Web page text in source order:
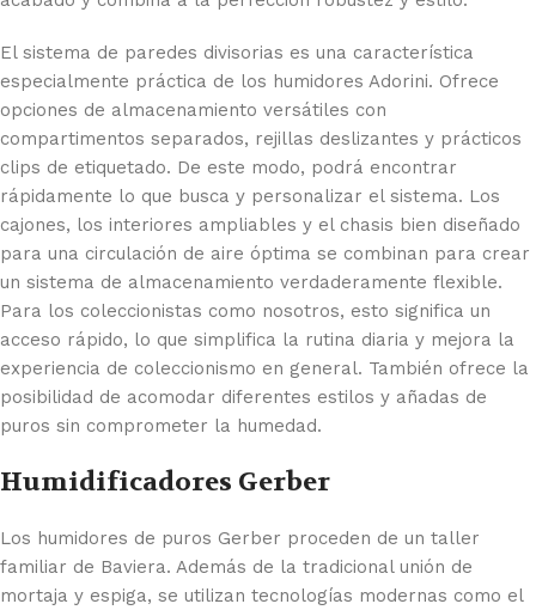
El sistema de paredes divisorias es una característica
especialmente práctica de los humidores Adorini. Ofrece
opciones de almacenamiento versátiles con
compartimentos separados, rejillas deslizantes y prácticos
clips de etiquetado. De este modo, podrá encontrar
rápidamente lo que busca y personalizar el sistema. Los
cajones, los interiores ampliables y el chasis bien diseñado
para una circulación de aire óptima se combinan para crear
un sistema de almacenamiento verdaderamente flexible.
Para los coleccionistas como nosotros, esto significa un
acceso rápido, lo que simplifica la rutina diaria y mejora la
experiencia de coleccionismo en general. También ofrece la
posibilidad de acomodar diferentes estilos y añadas de
puros sin comprometer la humedad.
Humidificadores Gerber
Los humidores de puros Gerber proceden de un taller
familiar de Baviera. Además de la tradicional unión de
mortaja y espiga, se utilizan tecnologías modernas como el